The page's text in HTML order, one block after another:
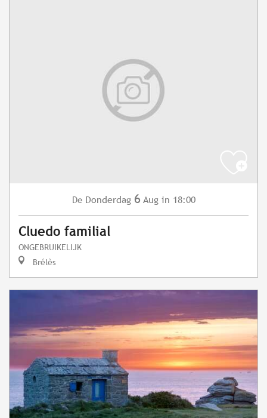
De Donderdag 6 Aug in 18:00
Cluedo familial
ONGEBRUIKELIJK
Brélès